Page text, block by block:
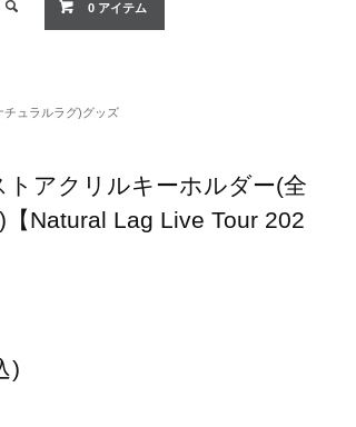
0 アイテム
チュラルラグ)グッズ
トアクリルキーホルダー(全
Natural Lag Live Tour 202
)